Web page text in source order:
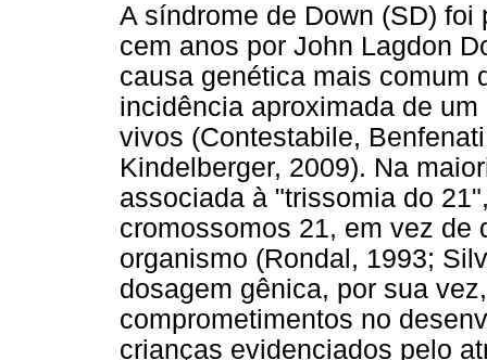
A síndrome de Down (SD)
cem anos por John Lagdon
causa genética mais comum
incidência aproximada de
vivos (Contestabile,
Kindelberger, 2009). Na
associada à "trissomia do
cromossomos 21, em vez de
organismo (Rondal, 1993;
dosagem gênica, por sua
comprometimentos no
crianças evidenciados pelo